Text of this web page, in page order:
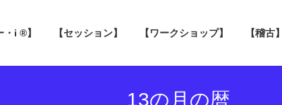
・i ®】 【セッション】 【ワークショップ】 【稽古】
13の月の暦